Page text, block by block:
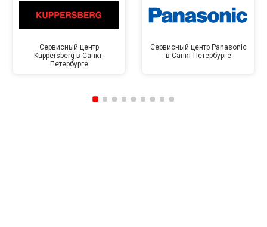
Сервисный центр
Kuppersberg в Санкт-
Петербурге
Сервисный центр Panasonic
в Санкт-Петербурге